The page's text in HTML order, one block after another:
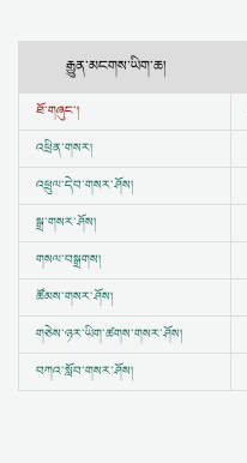
རྒྱུན་མངགས་ཡིག་ཆ།
ཐོ་གཞུང་།
འཕྲིན་གསར།
འཕྲུལ་དེབ་གསར་ཤོས།
སྒྲ་གསར་ཤོས།
གསལ་བསྒྲགས།
ཚོམས་གསར་ཤོས།
གཅེས་ཉར་ཡིག་ཚགས་གསར་ཤོས།
བཀའ་སློབ་གསར་ཤོས།